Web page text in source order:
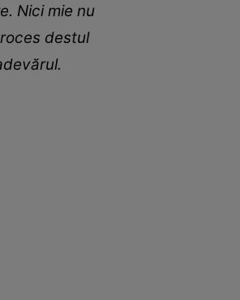
Nici mie nu
destul